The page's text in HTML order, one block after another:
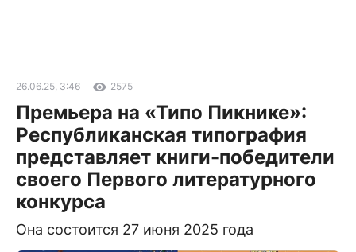
26.06.25, 3:46 2575
Премьера на «Типо Пикнике»:
Республиканская типография
представляет книги-победители
своего Первого литературного
конкурса
Она состоится 27 июня 2025 года